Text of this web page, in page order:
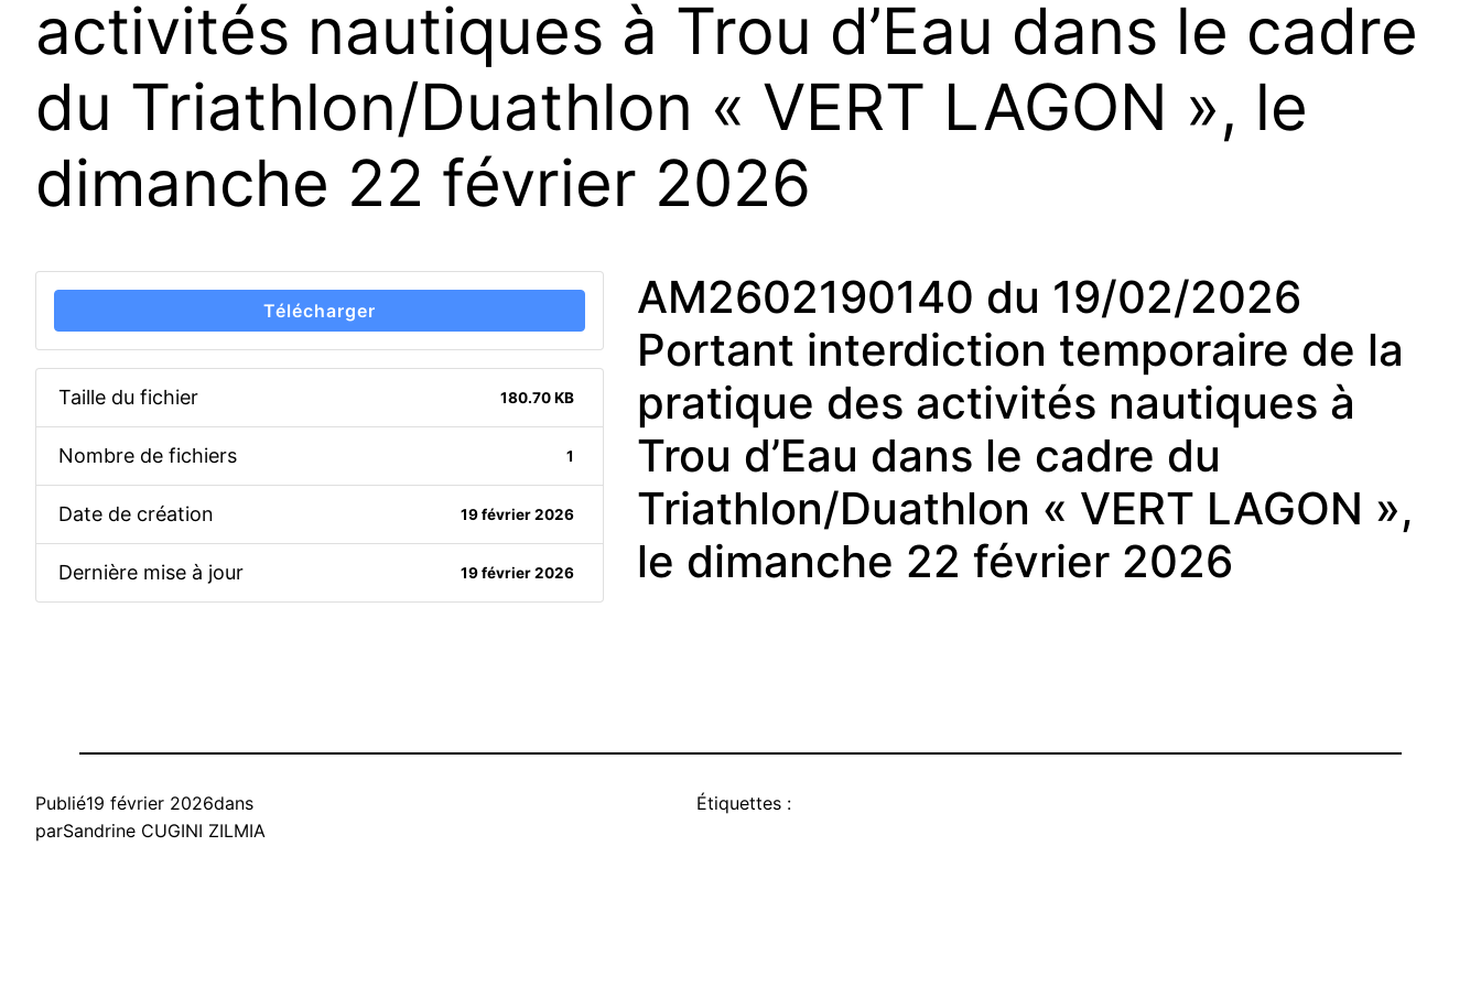
activités nautiques à Trou d’Eau dans le cadre
du Triathlon/Duathlon « VERT LAGON », le
dimanche 22 février 2026
Télécharger
Taille du fichier 180.70 KB
Nombre de fichiers 1
Date de création 19 février 2026
Dernière mise à jour 19 février 2026
AM2602190140 du 19/02/2026
Portant interdiction temporaire de la
pratique des activités nautiques à
Trou d’Eau dans le cadre du
Triathlon/Duathlon « VERT LAGON »,
le dimanche 22 février 2026
Publié19 février 2026dans
parSandrine CUGINI ZILMIA
Étiquettes :